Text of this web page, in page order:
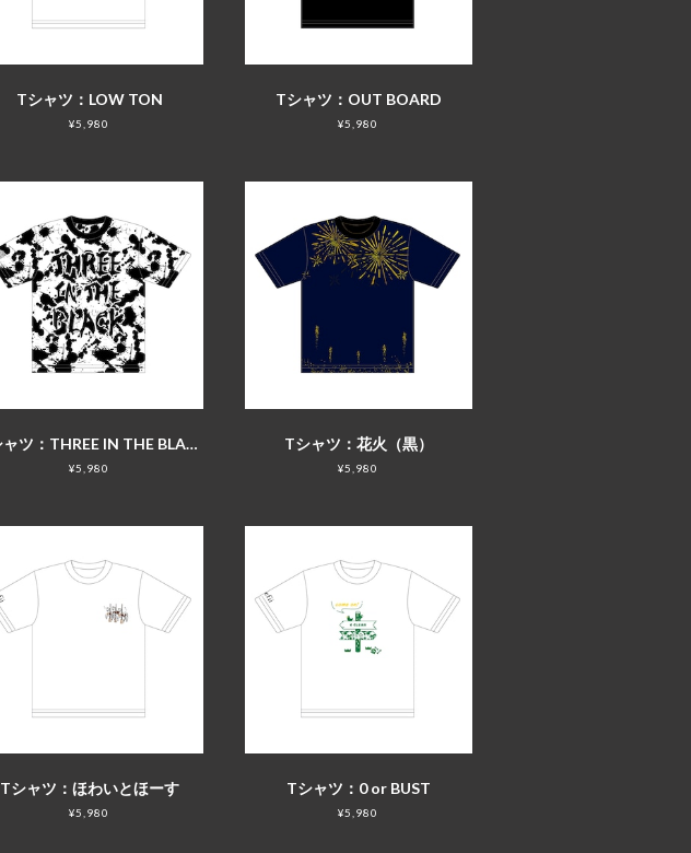
Tシャツ：LOW TON
¥5,980
Tシャツ：OUT BOARD
¥5,980
Tシャツ：THREE IN THE BLACK
¥5,980
Tシャツ：花火（黒）
¥5,980
Tシャツ：ほわいとほーす
¥5,980
Tシャツ：0 or BUST
¥5,980